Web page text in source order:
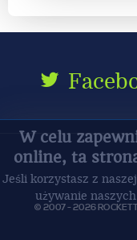
W celu
online, ta
Jeśli korzystasz z
używanie
© 2007 - 2026